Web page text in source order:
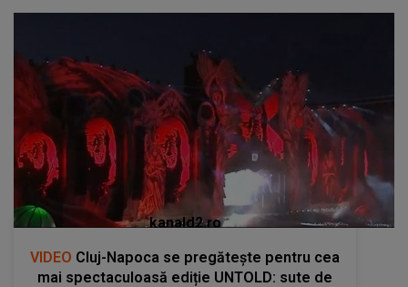
kanald2.ro
VIDEO Cluj-Napoca se pregătește pentru cea
mai spectaculoasă ediție UNTOLD: sute de